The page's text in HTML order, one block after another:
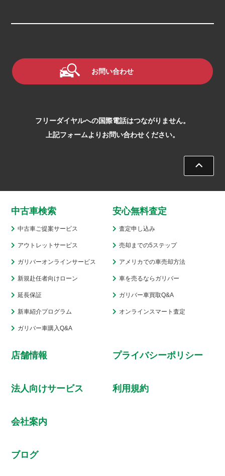
お問い合わせ
フリーダイヤルへの国際電話はつながりません。
上記フォームよりお問い合わせください。
中古車検索
中古車ご提案サービス
アウトレットサービス
ガリバーオンラインサービス
新規赴任者向けローン
延長保証
新車紹介プログラム
ガリバー車購入Q&A
安心無料査定
査定申し込み
売却までの5ステップ
アメリカでの車売却方法
車を売るならガリバー
ガリバー車買取Q&A
オンラインスマート査定
店舗情報
法人向けサービス
会社案内
ブログ
プライバシーポリシー
利用規約